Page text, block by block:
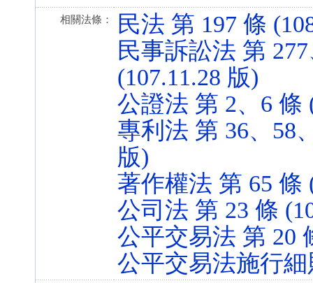
相關法條：
民法 第 197 條
民事訴訟法 第
(107.11.28 版)
公證法 第 2、6 條
專利法 第 36、58
版)
著作權法 第 65 條
公司法 第 23 條
公平交易法 第 20
公平交易法施行細